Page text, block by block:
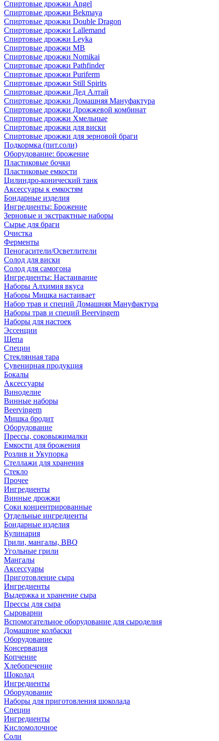
Спиртовые дрожжи Angel
Спиртовые дрожжи Bekmaya
Спиртовые дрожжи Double Dragon
Спиртовые дрожжи Lallemand
Спиртовые дрожжи Leyka
Спиртовые дрожжи MB
Спиртовые дрожжи Nomikai
Спиртовые дрожжи Pathfinder
Спиртовые дрожжи Puriferm
Спиртовые дрожжи Still Spirits
Спиртовые дрожжи Дед Алтай
Спиртовые дрожжи Домашняя Мануфактура
Спиртовые дрожжи Дрожжевой комбинат
Спиртовые дрожжи Хмельные
Спиртовые дрожжи для виски
Спиртовые дрожжи для зерновой браги
Подкормка (пит.соли)
Оборудование: брожение
Пластиковые бочки
Пластиковые емкости
Цилиндро-конический танк
Аксессуары к емкостям
Бондарные изделия
Ингредиенты: Брожение
Зерновые и экстрактные наборы
Сырье для браги
Очистка
Ферменты
Пеногасители/Осветлители
Солод для виски
Солод для самогона
Ингредиенты: Настаивание
Наборы Алхимия вкуса
Наборы Мишка настаивает
Набор трав и специй Домашняя Мануфактура
Наборы трав и специй Beervingem
Наборы для настоек
Эссенции
Щепа
Специи
Стеклянная тара
Сувенирная продукция
Бокалы
Аксессуары
Виноделие
Винные наборы
Beervingem
Мишка бродит
Оборудование
Прессы, соковыжималки
Емкости для брожения
Розлив и Укупорка
Стеллажи для хранения
Стекло
Прочее
Ингредиенты
Винные дрожжи
Соки концентрированные
Отдельные ингредиенты
Бондарные изделия
Кулинария
Грили, мангалы, BBQ
Угольные грили
Мангалы
Аксессуары
Приготовление сыра
Ингредиенты
Выдержка и хранение сыра
Прессы для сыра
Сыроварни
Вспомогательное оборудование для сыроделия
Домашние колбаски
Оборудование
Консервация
Копчение
Хлебопечение
Шоколад
Ингредиенты
Оборудование
Наборы для приготовления шоколада
Специи
Ингредиенты
Кисломолочное
Соли